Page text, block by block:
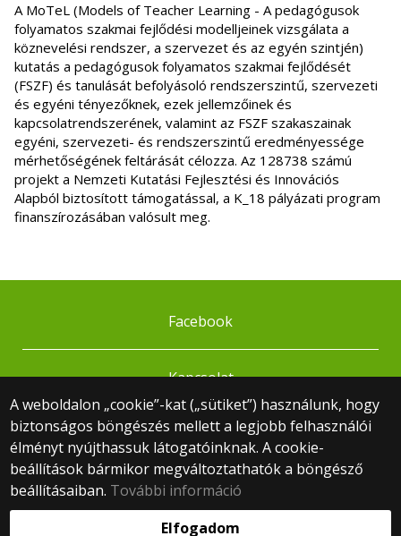
A MoTeL (Models of Teacher Learning - A pedagógusok
folyamatos szakmai fejlődési modelljeinek vizsgálata a
köznevelési rendszer, a szervezet és az egyén szintjén)
kutatás a pedagógusok folyamatos szakmai fejlődését
(FSZF) és tanulását befolyásoló rendszerszintű, szervezeti
és egyéni tényezőknek, ezek jellemzőinek és
kapcsolatrendszerének, valamint az FSZF szakaszainak
egyéni, szervezeti- és rendszerszintű eredményessége
mérhetőségének feltárását célozza. Az 128738 számú
projekt a Nemzeti Kutatási Fejlesztési és Innovációs
Alapból biztosított támogatással, a K_18 pályázati program
finanszírozásában valósult meg.
A weboldalon „cookie”-kat („sütiket”) használunk, hogy
biztonságos böngészés mellett a legjobb felhasználói
élményt nyújthassuk látogatóinknak. A cookie-
beállítások bármikor megváltoztathatók a böngésző
beállításaiban. További információ
Elfogadom
Facebook
Kapcsolat
© 2025 Eötvös Loránd Tudományegyetem
Minden jog fenntartva.
1053 Budapest, Egyetem tér 1–3.
Központi telefonszám: +36 1 411 6500
Webfejlesztés: